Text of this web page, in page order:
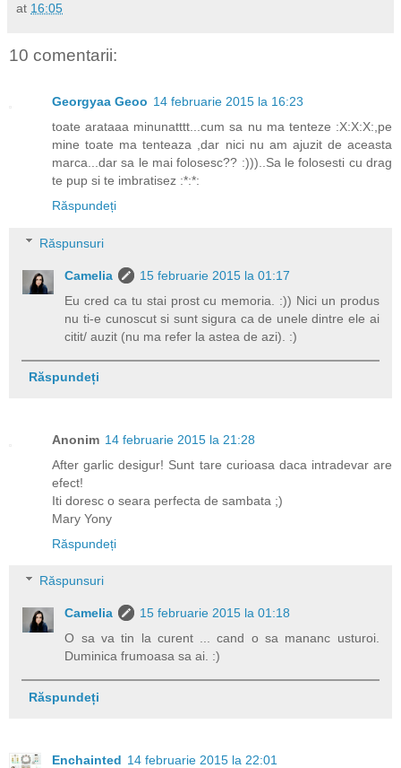
at 16:05
10 comentarii:
Georgyaa Geoo 14 februarie 2015 la 16:23
toate arataaa minunatttt...cum sa nu ma tenteze :X:X:X:,pe
mine toate ma tenteaza ,dar nici nu am ajuzit de aceasta
marca...dar sa le mai folosesc?? :)))..Sa le folosesti cu drag
te pup si te imbratisez :*:*:
Răspundeți
Răspunsuri
Camelia
15 februarie 2015 la 01:17
Eu cred ca tu stai prost cu memoria. :)) Nici un produs
nu ti-e cunoscut si sunt sigura ca de unele dintre ele ai
citit/ auzit (nu ma refer la astea de azi). :)
Răspundeți
Anonim 14 februarie 2015 la 21:28
After garlic desigur! Sunt tare curioasa daca intradevar are
efect!
Iti doresc o seara perfecta de sambata ;)
Mary Yony
Răspundeți
Răspunsuri
Camelia
15 februarie 2015 la 01:18
O sa va tin la curent ... cand o sa mananc usturoi.
Duminica frumoasa sa ai. :)
Răspundeți
Enchainted 14 februarie 2015 la 22:01